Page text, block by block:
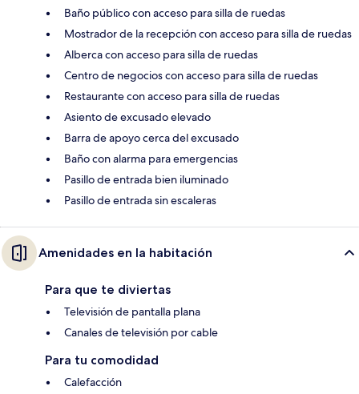
Baño público con acceso para silla de ruedas
Mostrador de la recepción con acceso para silla de ruedas
Alberca con acceso para silla de ruedas
Centro de negocios con acceso para silla de ruedas
Restaurante con acceso para silla de ruedas
Asiento de excusado elevado
Barra de apoyo cerca del excusado
Baño con alarma para emergencias
Pasillo de entrada bien iluminado
Pasillo de entrada sin escaleras
Amenidades en la habitación
Para que te diviertas
Televisión de pantalla plana
Canales de televisión por cable
Para tu comodidad
Calefacción